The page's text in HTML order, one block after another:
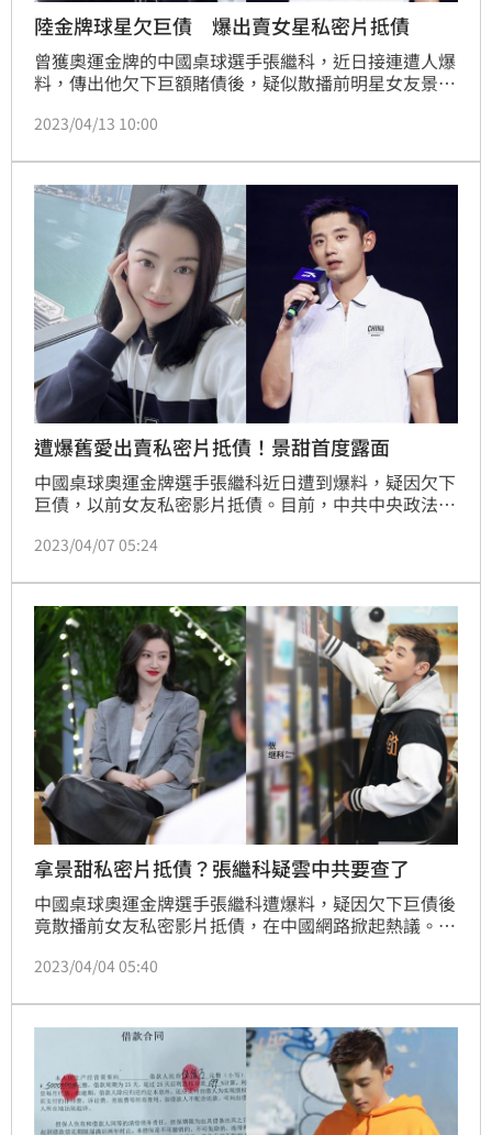
陸金牌球星欠巨債 爆出賣女星私密片抵債
曾獲奧運金牌的中國桌球選手張繼科，近日接連遭人爆
料，傳出他欠下巨額賭債後，疑似散播前明星女友景甜
民老師黃益中也在三立節目《驚爆新聞線》分享個人看
布，張繼科2016年時的年收入高達6000萬人民幣，直
呼這麼有錢的人竟然還不出500萬人民幣的賭債，究竟
是揮霍過度所導致？或是有其他原因？
2023/04/13 10:00
遭爆舊愛出賣私密片抵債！景甜首度露面
中國桌球奧運金牌選手張繼科近日遭到爆料，疑因欠下
巨債，以前女友私密影片抵債。目前，中共中央政法委
而景甜5日現身重慶機場，是她在風波後的首度露面。
2023/04/07 05:24
拿景甜私密片抵債？張繼科疑雲中共要查了
中國桌球奧運金牌選手張繼科遭爆料，疑因欠下巨債後
竟散播前女友私密影片抵債，在中國網路掀起熱議。中
摸魚3件事。
2023/04/04 05:40